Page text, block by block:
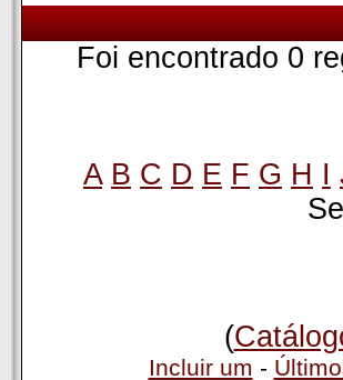
Foi encontrado 0
A B C D E F G H I
(
Incluir um -